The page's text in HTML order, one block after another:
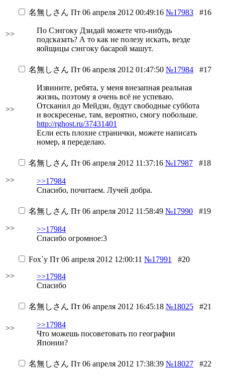
>>
名無しさん Пт 06 апреля 2012 00:49:16 №17983 #16
По Сэнгоку Дзидай можете что-нибудь
подсказать? А то как не полезу искать, везде
яойщицы сэнгоку басарой машут.
>>
名無しさん Пт 06 апреля 2012 01:47:50 №17984 #17
Извините, ребята, у меня внезапная реальная
жизнь, поэтому я очень всё не успеваю.
Отсканил до Мейдзи, будут свободные суббота
и воскресенье, там, вероятно, смогу побольше.
http://rghost.ru/37431401
Если есть плохие странички, можете написать
номер, я переделаю.
>>
名無しさん Пт 06 апреля 2012 11:37:16 №17987 #18
>>17984
Спасибо, почитаем. Лучей добра.
>>
名無しさん Пт 06 апреля 2012 11:58:49 №17990 #19
>>17984
Спасибо огромное:3
>>
Fox`у Пт 06 апреля 2012 12:00:11 №17991
#20
>>17984
Спасибо
>>
名無しさん Пт 06 апреля 2012 16:45:18 №18025 #21
>>17984
Что можешь посоветовать по географии
Японии?
名無しさん Пт 06 апреля 2012 17:38:39 №18027 #22